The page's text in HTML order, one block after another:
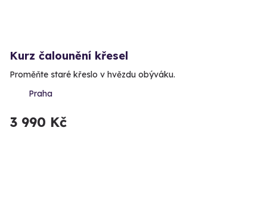
Kurz čalounění křesel
Proměňte staré křeslo v hvězdu obýváku.
Praha
3 990 Kč